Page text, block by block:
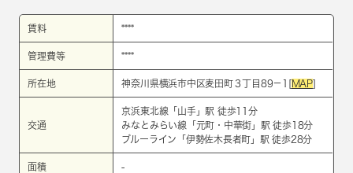
賃料 ****
管理費等 ****
所在地 神奈川県横浜市中区麦田町３丁目89－1[ MAP]
交通
京浜東北線 「 山手 」駅 徒歩11分
みなとみらい線 「 元町・中華街 」駅 徒歩18分
ブルーライン 「 伊勢佐木長者町 」駅 徒歩28分
面積 -